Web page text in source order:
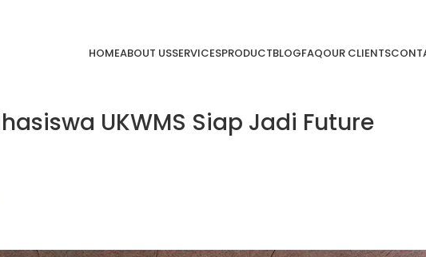
HOMEABOUT USSERVICESPRODUCTBLOGFAQOUR CLIENTS
UKWMS Siap Jadi Future